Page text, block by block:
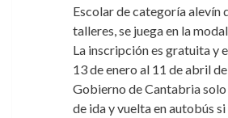
Escolar de categoría alevín
talleres, se juega en la
La inscripción es gratuita y
13 de enero al 11 de abril
Gobierno de Cantabria
de ida y vuelta en autobús